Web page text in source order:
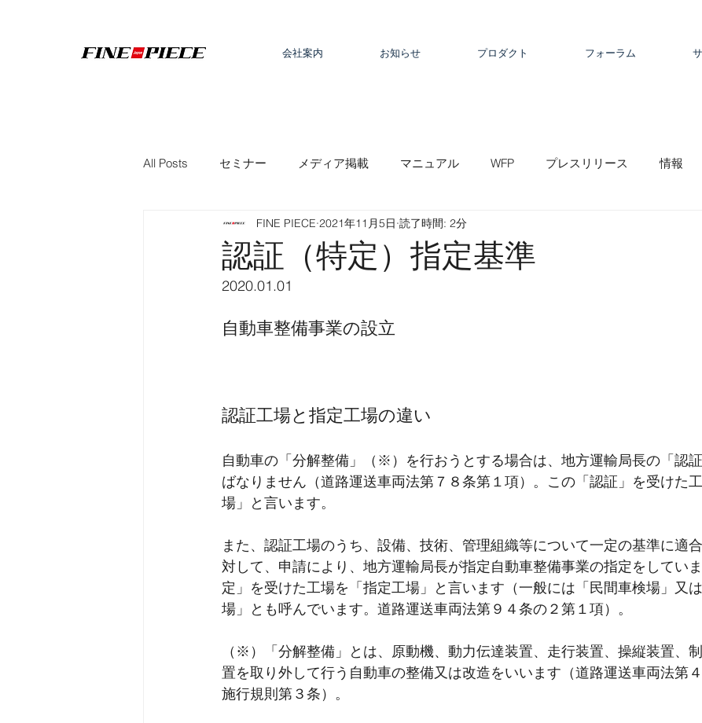
会社案内 お知らせ プロダクト フォーラム
All Posts セミナー メディア掲載 マニュアル WFP プレスリリース 情報
認証（特定）指定基準
FINE PIECE 2021年11月5日 読了時間: 2分
2020.01.01
自動車整備事業の設立
認証工場と指定工場の違い
自動車の「分解整備」（※）を行おうとする場合は、地方運輸局長の「認
ばなりません（道路運送車両法第７８条第１項）。この「認証」を受けた
場」と言います。
また、認証工場のうち、設備、技術、管理組織等について一定の基準に適
対して、申請により、地方運輸局長が指定自動車整備事業の指定をしてい
定」を受けた工場を「指定工場」と言います（一般には「民間車検場」又
場」とも呼んでいます。道路運送車両法第９４条の２第１項）。
（※）「分解整備」とは、原動機、動力伝達装置、走行装置、操縦装置、
置を取り外して行う自動車の整備又は改造をいいます（道路運送車両法第
施行規則第３条）。